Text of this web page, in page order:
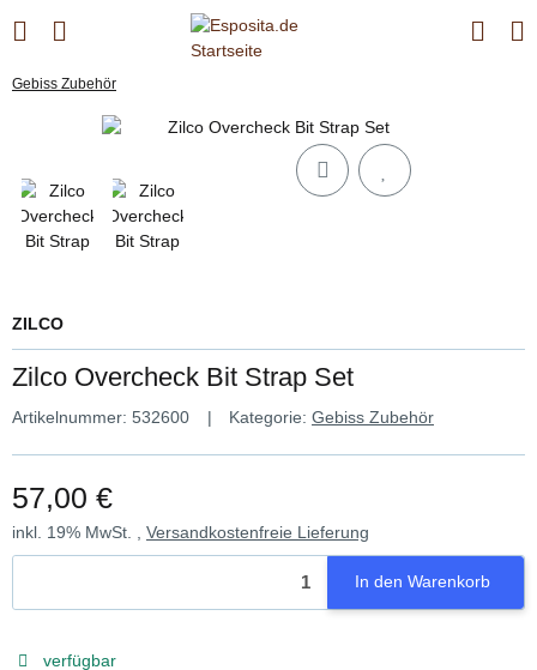
Gebiss Zubehör
ZILCO
Zilco Overcheck Bit Strap Set
Artikelnummer: 532600 Kategorie: Gebiss Zubehör
57,00 €
inkl. 19% MwSt. , Versandkostenfreie Lieferung
In den Warenkorb
verfügbar